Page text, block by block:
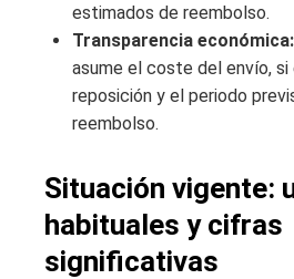
estimados de reembolso.
Transparencia económica:
asume el coste del envío,
reposición y el periodo
reembolso.
Situación vigente:
habituales y cifras
significativas